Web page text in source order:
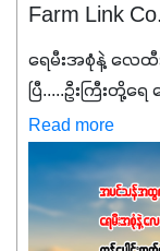
Farm Link
ရေမီးအစုံနဲ့ လေထီ
ပြီ.....ဦးကြီးတို့
သေးရင်တော့ ဒီစ
အပင်တိုင်းအတွက်
အက်စစ်တို့ အချိုးက
ဓာတ်မြေဩဇာဖြ
ကတော့ နိုက်ထရိုဂ
Read more